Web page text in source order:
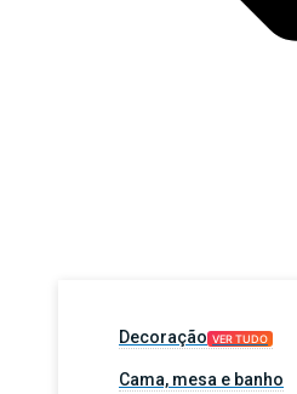
Decoração VER TUDO
Cama, mesa e banho